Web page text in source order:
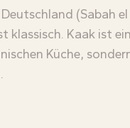
(Sabah
klassisch. Kaak ist
Küche,